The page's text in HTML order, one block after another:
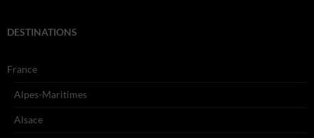
DESTINATIONS
France
Alpes-Maritimes
Alsace